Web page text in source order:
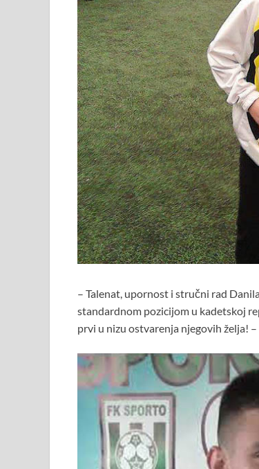
– Talenat, upornost i stručni rad
standardnom pozicijom u kadetskoj
prvi u nizu ostvarenja njegovih želja!